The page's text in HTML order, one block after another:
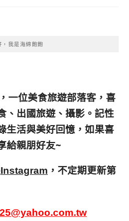
，我是海綿飽飽
一位美食旅遊部落客， 喜
、出國旅遊、攝影。 記性
生活與美好回憶， 如果喜
給親朋好友~
Instagram ，不定期更新第